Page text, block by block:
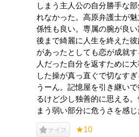
しまう主人公の自分勝手な
れなかった。高原弁護士が
係性も良い。専属の腕が良
後まで綺麗に人生を終えた
があったとしても恋が成就
人だった自分を返すために
した操が真っ直ぐで切なす
うーん。記憶屋を引き継い
るけど少し独善的に思える
まう弱い部分に危うさを感じ
ナイス ★10